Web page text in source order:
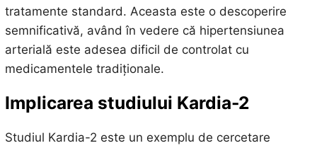
tratamente standard. Aceasta este o descoperire
semnificativă, având în vedere că hipertensiunea
arterială este adesea dificil de controlat cu
medicamentele tradiționale.
Implicarea studiului Kardia-2
Studiul Kardia-2 este un exemplu de cercetare